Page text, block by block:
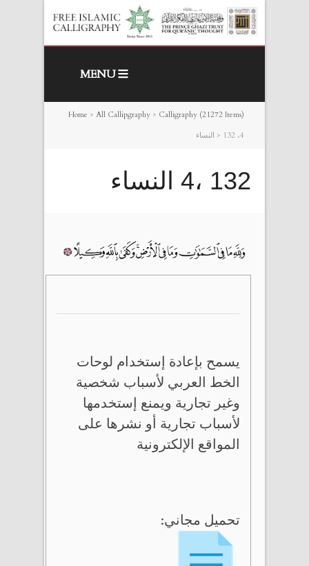
MENU
Home > All Callipgraphy > Calligraphy (21272 Items)
> 132 ،4 النساء
132 ،4 النساء
يسمح بإعادة إستخدام لوحات
الخط العربي لأسباب شخصية
وغير تجارية ويمنع إستخدمها
لأسباب تجارية أو نشرها على
المواقع الإلكترونية
تحميل مجاني: